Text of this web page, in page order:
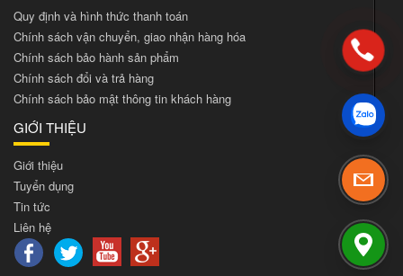
Quy định và hình thức thanh toán
Chính sách vận chuyển, giao nhận hàng hóa
Chính sách bảo hành sản phẩm
Chính sách đổi và trả hàng
Chính sách bảo mật thông tin khách hàng
GIỚI THIỆU
Giới thiệu
Tuyển dụng
Tin tức
Liên hệ